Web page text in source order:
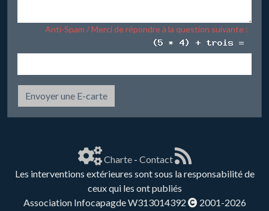
Anti-Spam / Merci de répondre à la question suivante :
Envoyer une E-carte
Charte- Contact
Les interventions extérieures sont sous la responsabilité de
ceux qui les ont publiés
Association Infocapagde W313014392
2001-2026